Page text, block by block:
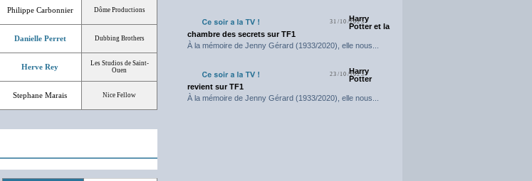
Philippe Carbonnier Dôme Productions
Danielle Perret Dubbing Brothers
Herve Rey
Les Studios de Saint-
Ouen
Stephane Marais Nice Fellow
31/10/2023
Harry
Potter et la
chambre des secrets sur TF1
À la mémoire de Jenny Gérard (1933/2020), elle nous...
23/10/2023
Harry
Potter
revient sur TF1
À la mémoire de Jenny Gérard (1933/2020), elle nous...